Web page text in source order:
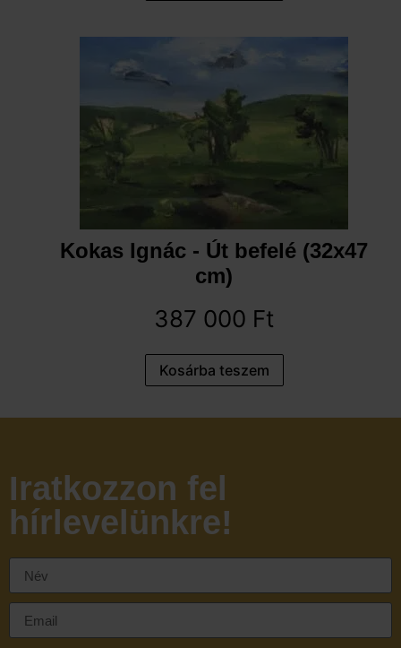
Kokas Ignác - Út befelé (32x47
cm)
387 000 Ft
Kosárba teszem
Iratkozzon fel
hírlevelünkre!